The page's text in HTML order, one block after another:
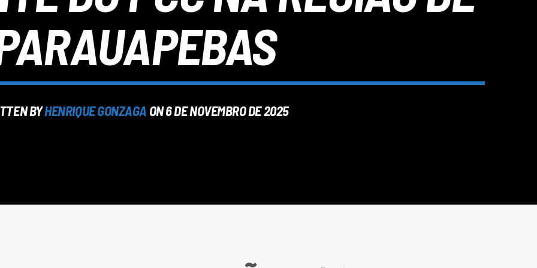
BYHENRIQUE GONZAGA ON 6 DE NOVEMBRO DE 2025